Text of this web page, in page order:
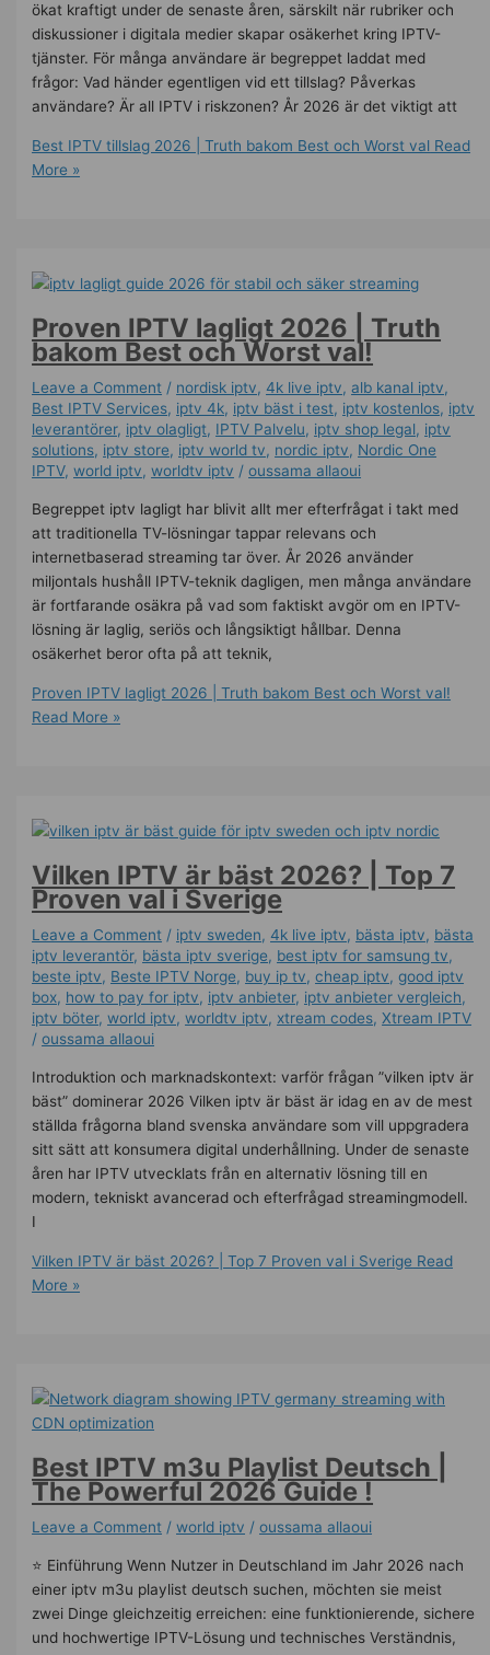
ökat kraftigt under de senaste åren, särskilt när rubriker och
diskussioner i digitala medier skapar osäkerhet kring IPTV-
tjänster. För många användare är begreppet laddat med
frågor: Vad händer egentligen vid ett tillslag? Påverkas
användare? Är all IPTV i riskzonen? År 2026 är det viktigt att
Best IPTV tillslag 2026 | Truth bakom Best och Worst val Read
More »
Proven IPTV lagligt 2026 | Truth
bakom Best och Worst val!
Leave a Comment / nordisk iptv,4k live iptv​,alb kanal iptv,
Best IPTV Services, iptv 4k, iptv bäst i test, iptv kostenlos​, iptv
leverantörer, iptv olagligt, IPTV Palvelu, iptv shop legal, iptv
solutions, iptv store, iptv world tv, nordic iptv, Nordic One
IPTV,world iptv,worldtv iptv /oussama allaoui
Begreppet iptv lagligt har blivit allt mer efterfrågat i takt med
att traditionella TV-lösningar tappar relevans och
internetbaserad streaming tar över. År 2026 använder
miljontals hushåll IPTV-teknik dagligen, men många användare
är fortfarande osäkra på vad som faktiskt avgör om en IPTV-
lösning är laglig, seriös och långsiktigt hållbar. Denna
osäkerhet beror ofta på att teknik,
Proven IPTV lagligt 2026 | Truth bakom Best och Worst val!
Read More »
Vilken IPTV är bäst 2026? | Top 7
Proven val i Sverige
Leave a Comment / iptv sweden,4k live iptv​, bästa iptv, bästa
iptv leverantör, bästa iptv sverige, best iptv for samsung tv,
beste iptv, Beste IPTV Norge, buy ip tv,cheap iptv,good iptv
box, how to pay for iptv, iptv anbieter, iptv anbieter vergleich,
iptv böter,world iptv,worldtv iptv, xtream codes,Xtream IPTV
/oussama allaoui
Introduktion och marknadskontext: varför frågan ”vilken iptv är
bäst” dominerar 2026 Vilken iptv är bäst är idag en av de mest
ställda frågorna bland svenska användare som vill uppgradera
sitt sätt att konsumera digital underhållning. Under de senaste
åren har IPTV utvecklats från en alternativ lösning till en
modern, tekniskt avancerad och efterfrågad streamingmodell.
I
Vilken IPTV är bäst 2026? | Top 7 Proven val i Sverige Read
More »
Best IPTV m3u Playlist Deutsch |
The Powerful 2026 Guide !
Leave a Comment /world iptv /oussama allaoui
⭐ Einführung Wenn Nutzer in Deutschland im Jahr 2026 nach
einer iptv m3u playlist deutsch suchen, möchten sie meist
zwei Dinge gleichzeitig erreichen: eine funktionierende, sichere
und hochwertige IPTV-Lösung und technisches Verständnis,